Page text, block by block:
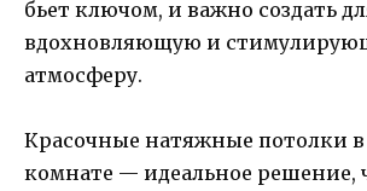
бьет ключом, и важно создать
вдохновляющую и
атмосферу.
Красочные натяжные потолки в
комнате — идеальное решение,